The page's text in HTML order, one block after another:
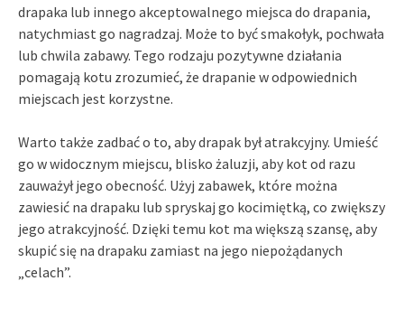
drapaka lub innego akceptowalnego miejsca do drapania,
natychmiast go nagradzaj. Może to być smakołyk, pochwała
lub chwila zabawy. Tego rodzaju pozytywne działania
pomagają kotu zrozumieć, że drapanie w odpowiednich
miejscach jest korzystne.
Warto także zadbać o to, aby drapak był atrakcyjny. Umieść
go w widocznym miejscu, blisko żaluzji, aby kot od razu
zauważył jego obecność. Użyj zabawek, które można
zawiesić na drapaku lub spryskaj go kocimiętką, co zwiększy
jego atrakcyjność. Dzięki temu kot ma większą szansę, aby
skupić się na drapaku zamiast na jego niepożądanych
„celach”.